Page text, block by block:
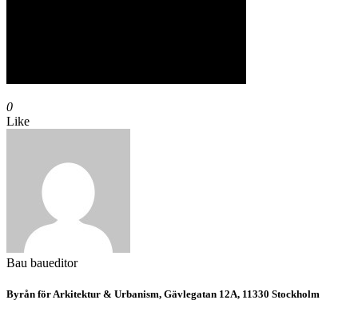
0
Like
Bau baueditor
Byrån för Arkitektur & Urbanism, Gävlegatan 12A, 11330 Stockholm